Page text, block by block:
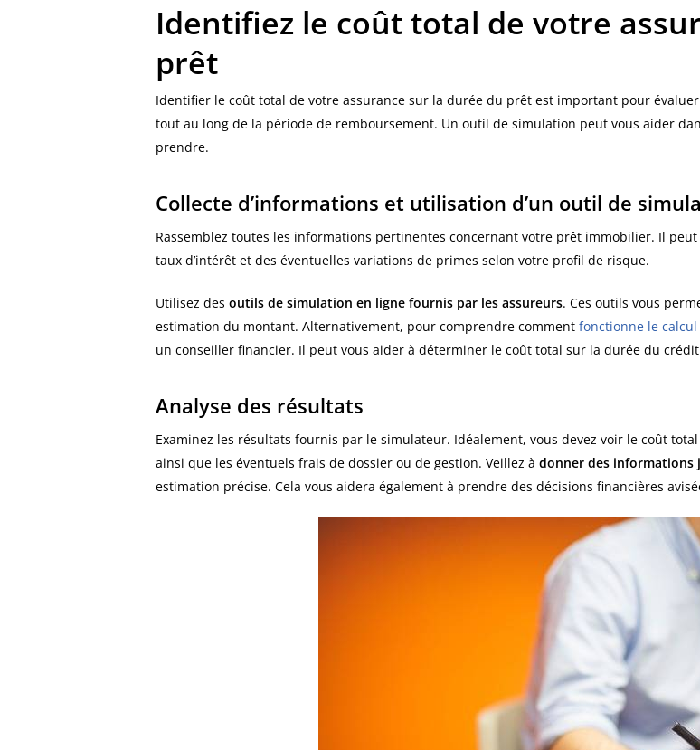
Identifiez le coût total de votre
prêt
Identifier le coût total de votre assurance sur la durée du prêt est important pour
tout au long de la période de remboursement. Un outil de simulation peut vous aider
prendre.
Collecte d’informations et utilisation d’un outil de
Rassemblez toutes les informations pertinentes concernant votre prêt immobilier. Il
taux d’intérêt et des éventuelles variations de primes selon votre profil de risque.
Utilisez des outils de simulation en ligne fournis par les assureurs. Ces outils vous
estimation du montant. Alternativement, pour comprendre comment fonctionne le
un conseiller financier. Il peut vous aider à déterminer le coût total sur la durée du
Analyse des résultats
Examinez les résultats fournis par le simulateur. Idéalement, vous devez voir le coût
ainsi que les éventuels frais de dossier ou de gestion. Veillez à donner des informations
estimation précise. Cela vous aidera également à prendre des décisions financières